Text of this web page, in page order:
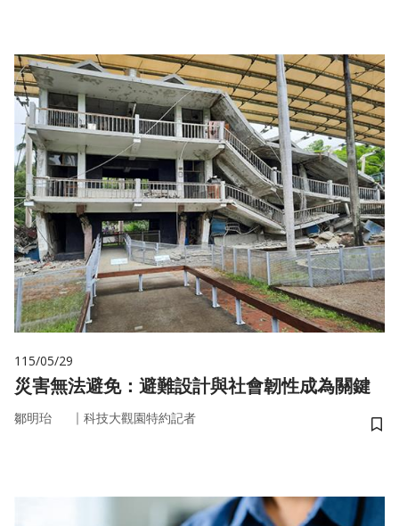
115/05/29
災害無法避免：避難設計與社會韌性成為關鍵
鄒明珆 ｜ 科技大觀園特約記者
儲